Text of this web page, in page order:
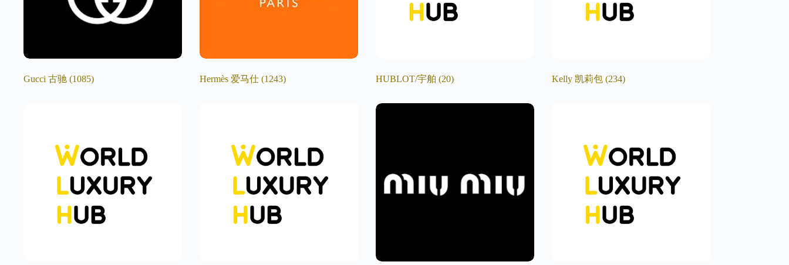
Gucci 古驰 (1085) Hermès 爱马仕 (1243) HUBLOT/宇舶 (20) Kelly 凯莉包 (234)